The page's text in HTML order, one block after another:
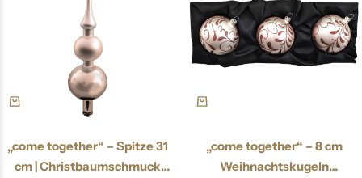
„come together“ – Spitze 31
cm | Christbaumschmuck
„come together“ – 8 cm
Weihnachtskugeln